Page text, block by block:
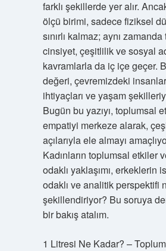
farklı şekillerde yer alır.
ölçü birimi, sadece fiziksel
sınırlı kalmaz; aynı
cinsiyet, çeşitlilik ve sosyal
kavramlarla da iç içe geçer.
değeri, çevremizdeki
ihtiyaçları ve yaşam
Bugün bu yazıyı, toplumsal
empatiyi merkeze alarak,
açılarıyla ele almayı
Kadınların toplumsal etkiler
odaklı yaklaşımı, erkeklerin
odaklı ve analitik perspektifi
şekillendiriyor? Bu soruya
bir bakış atalım.
1 Litresi Ne Kadar? –